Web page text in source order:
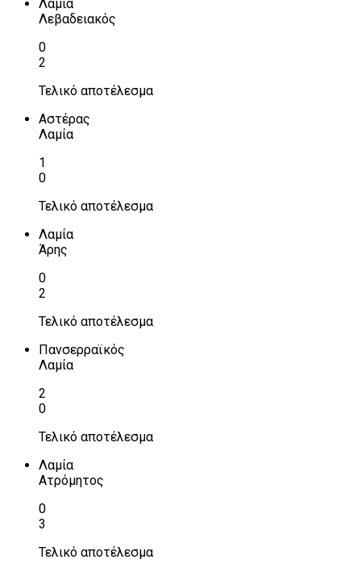
Λαμία
Λεβαδειακός
0
2
Τελικό αποτέλεσμα
Αστέρας
Λαμία
1
0
Τελικό αποτέλεσμα
Λαμία
Άρης
0
2
Τελικό αποτέλεσμα
Πανσερραϊκός
Λαμία
2
0
Τελικό αποτέλεσμα
Λαμία
Ατρόμητος
0
3
Τελικό αποτέλεσμα